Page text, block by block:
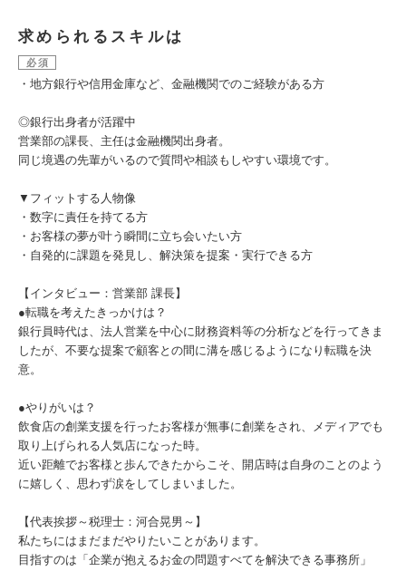
求められるスキルは
必須
・地方銀行や信用金庫など、金融機関でのご経験がある方
◎銀行出身者が活躍中
営業部の課長、主任は金融機関出身者。
同じ境遇の先輩がいるので質問や相談もしやすい環境です。
▼フィットする人物像
・数字に責任を持てる方
・お客様の夢が叶う瞬間に立ち会いたい方
・自発的に課題を発見し、解決策を提案・実行できる方
【インタビュー：営業部 課長】
●転職を考えたきっかけは？
銀行員時代は、法人営業を中心に財務資料等の分析などを行ってきま
したが、不要な提案で顧客との間に溝を感じるようになり転職を決
意。
●やりがいは？
飲食店の創業支援を行ったお客様が無事に創業をされ、メディアでも
取り上げられる人気店になった時。
近い距離でお客様と歩んできたからこそ、開店時は自身のことのよう
に嬉しく、思わず涙をしてしまいました。
【代表挨拶～税理士：河合晃男～】
私たちにはまだまだやりたいことがあります。
目指すのは「企業が抱えるお金の問題すべてを解決できる事務所」